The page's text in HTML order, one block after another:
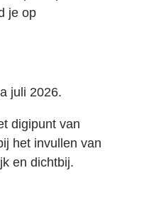
je op
juli 2026.
digipunt van
het invullen van
en dichtbij.